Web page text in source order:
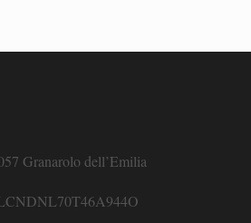
Granarolo dell’Emilia